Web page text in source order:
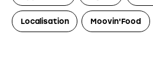
Localisation Moovin'Food